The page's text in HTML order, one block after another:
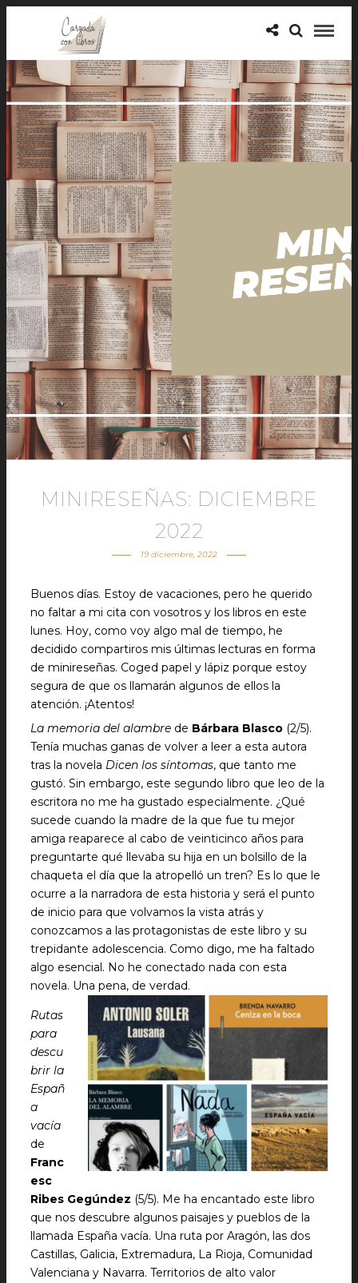
MINIRESEÑAS: DICIEMBRE
2022
19 diciembre, 2022
Buenos días. Estoy de vacaciones, pero he querido
no faltar a mi cita con vosotros y los libros en este
lunes. Hoy, como voy algo mal de tiempo, he
decidido compartiros mis últimas lecturas en forma
de minireseñas. Coged papel y lápiz porque estoy
segura de que os llamarán algunos de ellos la
atención. ¡Atentos!
La memoria del alambre de Bárbara Blasco (2/5).
Tenía muchas ganas de volver a leer a esta autora
tras la novela Dicen los síntomas, que tanto me
gustó. Sin embargo, este segundo libro que leo de la
escritora no me ha gustado especialmente. ¿Qué
sucede cuando la madre de la que fue tu mejor
amiga reaparece al cabo de veinticinco años para
preguntarte qué llevaba su hija en un bolsillo de la
chaqueta el día que la atropelló un tren? Es lo que le
ocurre a la narradora de esta historia y será el punto
de inicio para que volvamos la vista atrás y
conozcamos a las protagonistas de este libro y su
trepidante adolescencia. Como digo, me ha faltado
algo esencial. No he conectado nada con esta
novela. Una pena, de verdad.
Rutas
para
descu
brir la
Españ
a
vacía
de
Franc
esc
Ribes Gegúndez (5/5). Me ha encantado este libro
que nos descubre algunos paisajes y pueblos de la
llamada España vacía. Una ruta por Aragón, las dos
Castillas, Galicia, Extremadura, La Rioja, Comunidad
Valenciana y Navarra. Territorios de alto valor